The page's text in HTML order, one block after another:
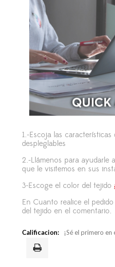
1.-Escoja las
despleglables
2.-Llámenos para ayudarle
que le visitemos en sus
3-Escoge el color del tejido
En Cuanto realice el
del tejido en el comentario.
Calificacion: ¡Sé el primero